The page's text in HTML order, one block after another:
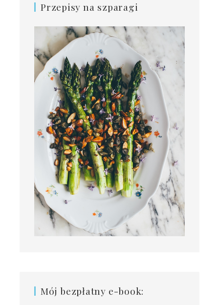
Przepisy na szparagi
Mój bezpłatny e-book: